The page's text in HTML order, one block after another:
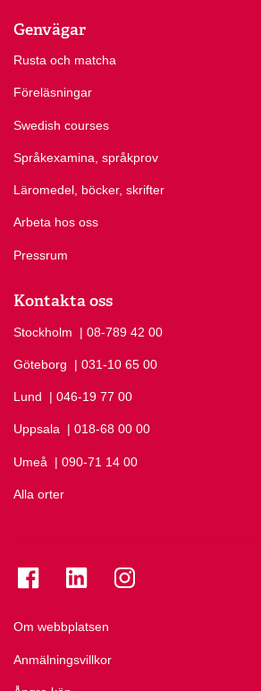
Genvägar
Rusta och matcha
Föreläsningar
Swedish courses
Språkexamina, språkprov
Läromedel, böcker, skrifter
Arbeta hos oss
Pressrum
Kontakta oss
Stockholm Ring Stockholm på
| 08-789 42 00
Göteborg Ring Göteborg på
| 031-10 65 00
Lund Ring Lund på
| 046-19 77 00
Uppsala Ring Uppsala på
| 018-68 00 00
Umeå Ring Umeå på
| 090-71 14 00
Alla orter
Om webbplatsen
Anmälningsvillkor
Se folkuniversitetet på Facebook
Se folkuniversitetet på LinkedIn